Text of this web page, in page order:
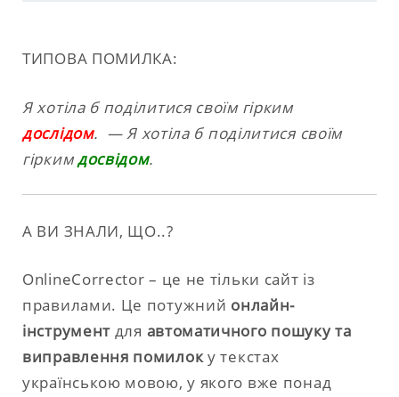
ТИПОВА ПОМИЛКА:
Я хотіла б поділитися своїм гірким
дослідом. — Я хотіла б поділитися своїм
гіркимдосвідом.
А ВИ ЗНАЛИ, ЩО..?
OnlineCorrector – це не тільки сайт із
правилами. Це потужний онлайн-
інструмент для автоматичного пошуку та
виправлення помилоку текстах
українською мовою, у якого вже понад